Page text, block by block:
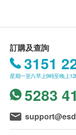
附加HK$30運
我們將於確
不排除運送
訊號懸掛或
會延遲。
所有訂單須
認。倘若健
訂購及查詢
3151
星期一至六早上9時至晚上
5283